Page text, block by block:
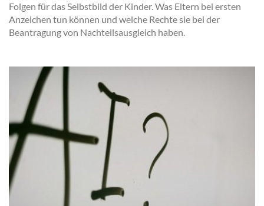
Folgen für das Selbstbild der Kinder. Was Eltern bei ersten
Anzeichen tun können und welche Rechte sie bei der
Beantragung von Nachteilsausgleich haben.